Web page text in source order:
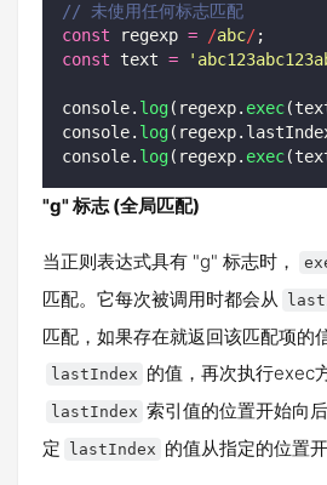
// 未使用任何标志匹配
const regexp = /abc/;
const text = '
console. log(regexp. exec
console. log
console. log(regexp. exec
"g" 标志 (全局匹配)
当正则表达式具有 "g" 标志时，
匹配。它每次被调用时都会从
匹配，如果存在就返回该匹配项的
lastIndex 的值，再次执行exec
lastIndex 索引值的位置开始向
定
lastIndex 的值从指定的位置